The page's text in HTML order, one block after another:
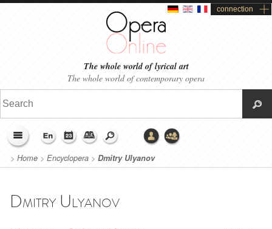
connection
The whole world of lyrical art
The whole world of contemporary opera
> Home > Encyclopera > Dmitry Ulyanov
Dmitry Ulyanov